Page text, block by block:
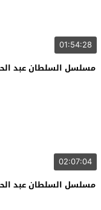
01:54:28
مسلسل السلطان عبد
02:07:04
مسلسل السلطان عبد